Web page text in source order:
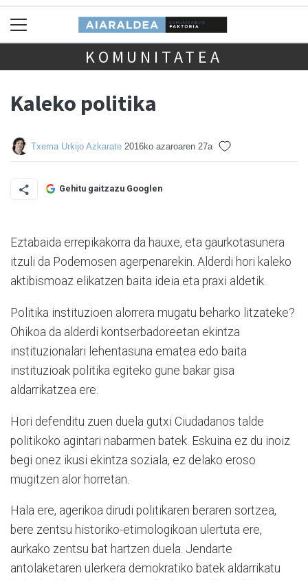
KOMUNITATEA
Kaleko politika
Txema Urkijo Azkarate 2016ko azaroaren 27a
Gehitu gaitzazu Googlen
Eztabaida errepikakorra da hauxe, eta gaurkotasunera
itzuli da Podemosen agerpenarekin. Alderdi hori kaleko
aktibismoaz elikatzen baita ideia eta praxi aldetik.
Politika instituzioen alorrera mugatu beharko litzateke?
Ohikoa da alderdi kontserbadoreetan ekintza
instituzionalari lehentasuna ematea edo baita
instituzioak politika egiteko gune bakar gisa
aldarrikatzea ere.
Hori defenditu zuen duela gutxi Ciudadanos talde
politikoko agintari nabarmen batek. Eskuina ez du inoiz
begi onez ikusi ekintza soziala, ez delako eroso
mugitzen alor horretan.
Hala ere, agerikoa dirudi politikaren beraren sortzea,
bere zentsu historiko-etimologikoan ulertuta ere,
aurkako zentsu bat hartzen duela. Jendarte
antolaketaren ulerkera demokratiko batek aldarrikatu